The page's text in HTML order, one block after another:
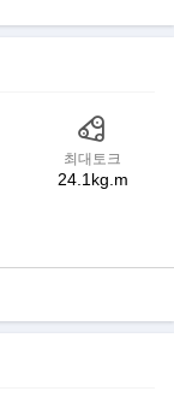
최대토크
24.1kg.m